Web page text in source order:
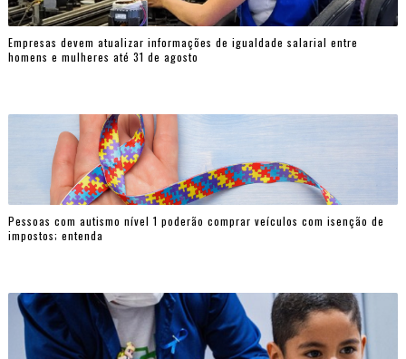
Empresas devem atualizar informações de igualdade salarial entre
homens e mulheres até 31 de agosto
Pessoas com autismo nível 1 poderão comprar veículos com isenção de
impostos; entenda